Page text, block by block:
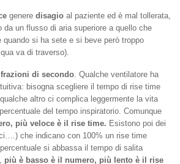
genere disagio al paziente ed è mal tollerata,
da un flusso di aria superiore a quello che
quando si ha sete e si beve però troppo
va di traverso).
frazioni di secondo . Qualche ventilatore ha
bisogna scegliere il tempo di rise time
altro ci complica leggermente la vita
del tempo inspiratorio. Comunque
più veloce è il rise time. Esistono poi dei
che indicano con 100% un rise time
si abbassa il tempo di salita
più è basso è il numero, più lento è il rise